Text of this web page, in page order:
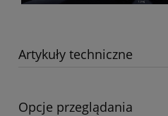
Artykuły techniczne
Opcje przeglądania